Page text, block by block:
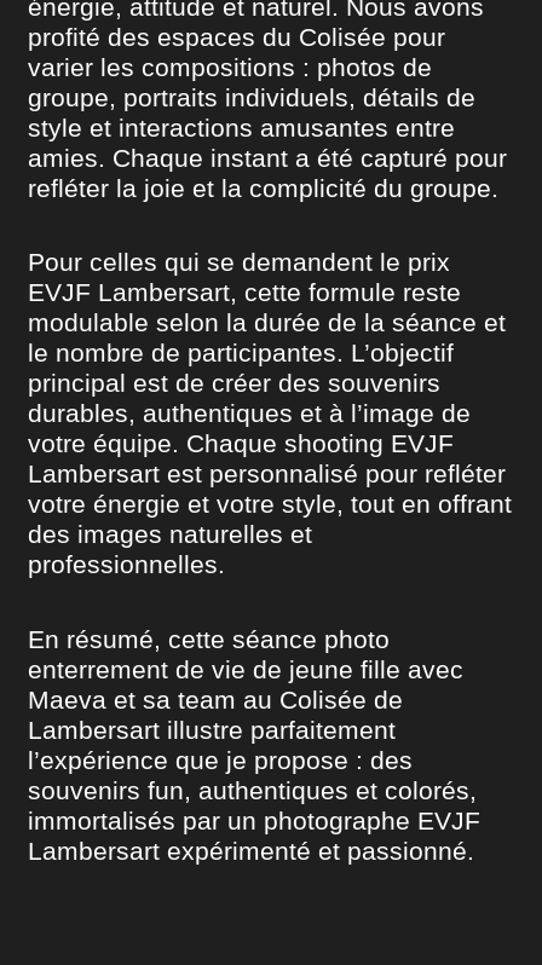
énergie, attitude et naturel. Nous avons
profité des espaces du Colisée pour
varier les compositions : photos de
groupe, portraits individuels, détails de
style et interactions amusantes entre
amies. Chaque instant a été capturé pour
refléter la joie et la complicité du groupe.
Pour celles qui se demandent le prix
EVJF Lambersart, cette formule reste
modulable selon la durée de la séance et
le nombre de participantes. L’objectif
principal est de créer des souvenirs
durables, authentiques et à l’image de
votre équipe. Chaque shooting EVJF
Lambersart est personnalisé pour refléter
votre énergie et votre style, tout en offrant
des images naturelles et
professionnelles.
En résumé, cette séance photo
enterrement de vie de jeune fille avec
Maeva et sa team au Colisée de
Lambersart illustre parfaitement
l’expérience que je propose : des
souvenirs fun, authentiques et colorés,
immortalisés par un photographe EVJF
Lambersart expérimenté et passionné.